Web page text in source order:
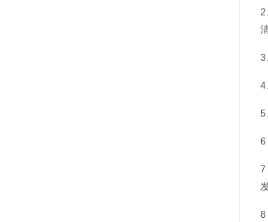
3
4
5
6
7
8